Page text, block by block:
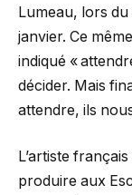
Lumeau, lors
janvier. Ce
indiqué «
décider. Mais
attendre, ils
L’artiste
produire aux